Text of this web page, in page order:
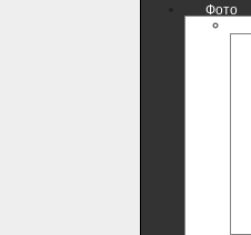
Фото